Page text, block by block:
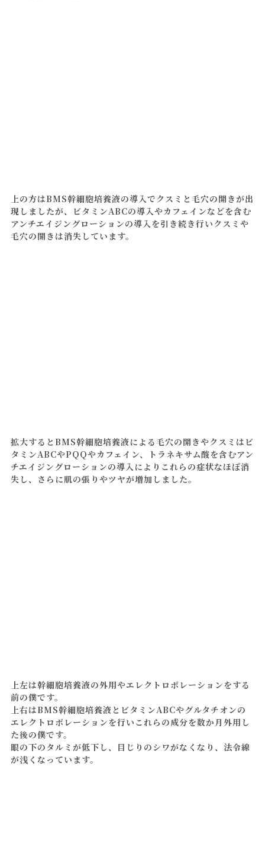
上の方はBMS幹細胞培養液の導入でクスミと毛穴の開きが出
現しましたが、ビタミンABCの導入やカフェインなどを含む
アンチエイジングローションの導入を引き続き行いクスミや
毛穴の開きは消失しています。
拡大するとBMS幹細胞培養液による毛穴の開きやクスミはビ
タミンABCやPQQやカフェイン、トラネキサム酸を含むアン
チエイジングローションの導入によりこれらの症状なほぼ消
失し、さらに肌の張りやツヤが増加しました。
上左は幹細胞培養液の外用やエレクトロポレーションをする
前の僕です。
上右はBMS幹細胞培養液とビタミンABCやグルタチオンの
エレクトロポレーションを行いこれらの成分を数か月外用し
た後の僕です。
眼の下のタルミが低下し、目じりのシワがなくなり、法令線
が浅くなっています。